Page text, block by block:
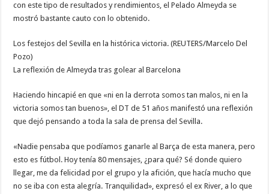
con este tipo de resultados y rendimientos, el Pelado Almeyda se
mostró bastante cauto con lo obtenido.
Los festejos del Sevilla en la histórica victoria. (REUTERS/Marcelo Del
Pozo)
La reflexión de Almeyda tras golear al Barcelona
Haciendo hincapié en que «ni en la derrota somos tan malos, ni en la
victoria somos tan buenos», el DT de 51 años manifestó una reflexión
que dejó pensando a toda la sala de prensa del Sevilla.
«Nadie pensaba que podíamos ganarle al Barça de esta manera, pero
esto es fútbol. Hoy tenía 80 mensajes, ¿para qué? Sé donde quiero
llegar, me da felicidad por el grupo y la afición, que hacía mucho que
no se iba con esta alegría. Tranquilidad», expresó el ex River, a lo que